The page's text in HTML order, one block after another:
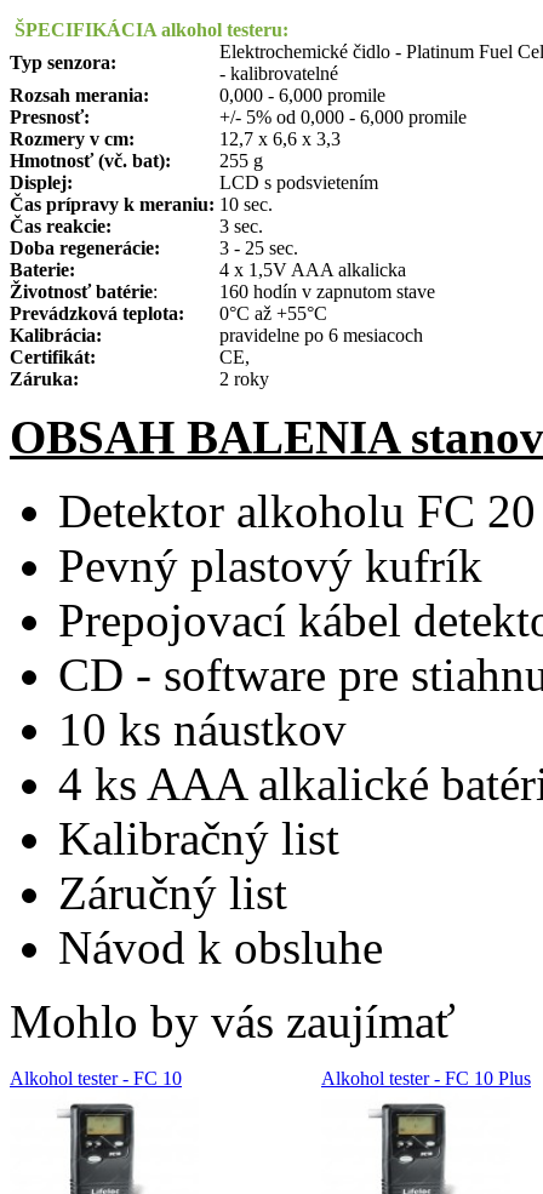
ŠPECIFIKÁCIA alkohol testeru:
Typ senzora:
Elektrochemické čidlo - Platinum Fuel
- kalibrovatelné
Rozsah merania:
0,000 - 6,000 promile
Presnosť:
+/- 5% od 0,000 - 6,000 promile
Rozmery v cm:
12,7 x 6,6 x 3,3
Hmotnosť(vč. bat):
255 g
Displej:
LCD s podsvietením
Čas prípravy k meraniu: 10 sec.
Čas reakcie:
3 sec.
Doba regenerácie:
3 - 25 sec.
Baterie:
4 x 1,5V AAA alkalicka
Životnosť batérie:
160 hodín v zapnutom stave
Prevádzková teplota:
0°C až +55°C
Kalibrácia:
pravidelne po 6 mesiacoch
Certifikát:
CE,
Záruka:
2 roky
OBSAH BALENIA
Detektor alkoholu FC 20
Pevný plastový kufrík
Prepojovací kábel
CD - software pre
10 ks náustkov
4 ks AAA alkalické
Kalibračný list
Záručný list
Návod k obsluhe
Mohlo by vás zaujímať
Alkohol tester - FC 10 Alkohol tester - FC 10 Plus